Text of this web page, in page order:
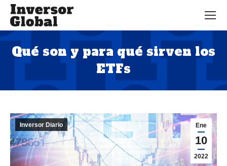
Qué son y para qué sirven los
ETFs
Estás aquí:
Ene
10
2022
Inversor Diario